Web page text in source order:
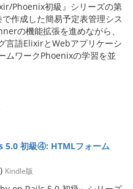
Phoenix初級』シリーズの第
作成した簡易予定表管理シス
の機能拡張を進めながら、
言語ElixirとWebアプリケーシ
ムワークPhoenixの学習を並
5.0 初級④: HTMLフォーム
Kindle版